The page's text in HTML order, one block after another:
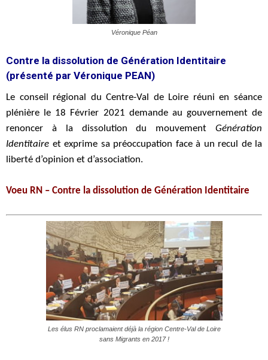
Véronique Péan
Contre la dissolution de Génération Identitaire
(présenté par Véronique PEAN)
Le conseil régional du Centre-Val de Loire réuni en séance
plénière le 18 Février 2021 demande au gouvernement de
renoncer à la dissolution du mouvement Génération
Identitaire et exprime sa préoccupation face à un recul de la
liberté d’opinion et d’association.
Voeu RN – Contre la dissolution de Génération Identitaire
Les élus RN proclamaient déjà la région Centre-Val de Loire
sans Migrants en 2017 !